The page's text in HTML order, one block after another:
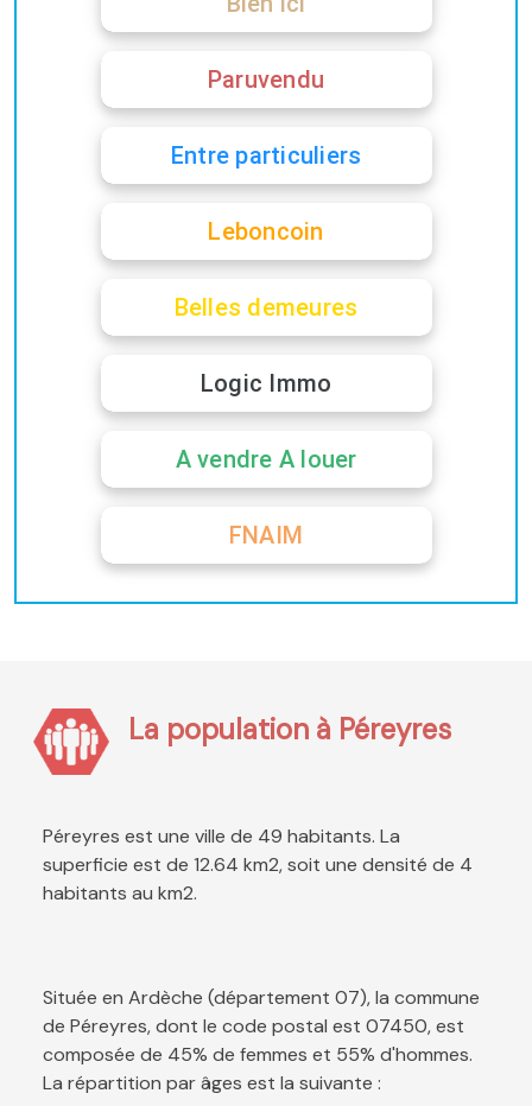
Paruvendu
Entre particuliers
Leboncoin
Belles demeures
Logic Immo
A vendre A louer
FNAIM
La population à Péreyres
Péreyres est une ville de 49 habitants. La
superficie est de 12.64 km2, soit une densité de 4
habitants au km2.
Située en Ardèche (département 07), la commune
de Péreyres, dont le code postal est 07450, est
composée de 45% de femmes et 55% d'hommes.
La répartition par âges est la suivante :